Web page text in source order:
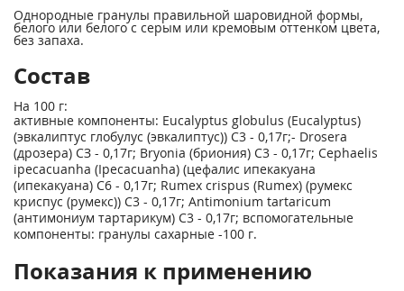
Однородные гранулы правильной шаровидной формы,
белого или белого с серым или кремовым оттенком цвета,
без запаха.
Состав
На 100 г:
активные компоненты: Eucalyptus globulus (Eucalyptus)
(эвкалиптус глобулус (эвкалиптус)) С3 - 0,17г;- Drosera
(дрозера) СЗ - 0,17г; Bryonia (бриония) С3 - 0,17г; Cephaelis
ipecacuanha (Ipecacuanha) (цефалис ипекакуана
(ипекакуана) С6 - 0,17г; Rumex crispus (Rumex) (румекс
криспус (румекс)) С3 - 0,17г; Antimonium tartaricum
(антимониум тартарикум) С3 - 0,17г; вспомогательные
компоненты: гранулы сахарные -100 г.
Показания к применению